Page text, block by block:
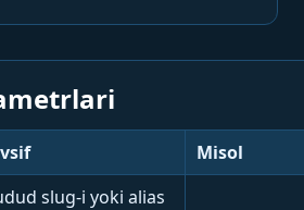
Misol
slug-i yoki alias